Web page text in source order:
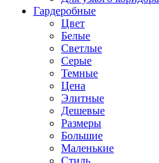
Гардеробные
Цвет
Белые
Светлые
Серые
Темные
Цена
Элитные
Дешевые
Размеры
Большие
Маленькие
Стиль